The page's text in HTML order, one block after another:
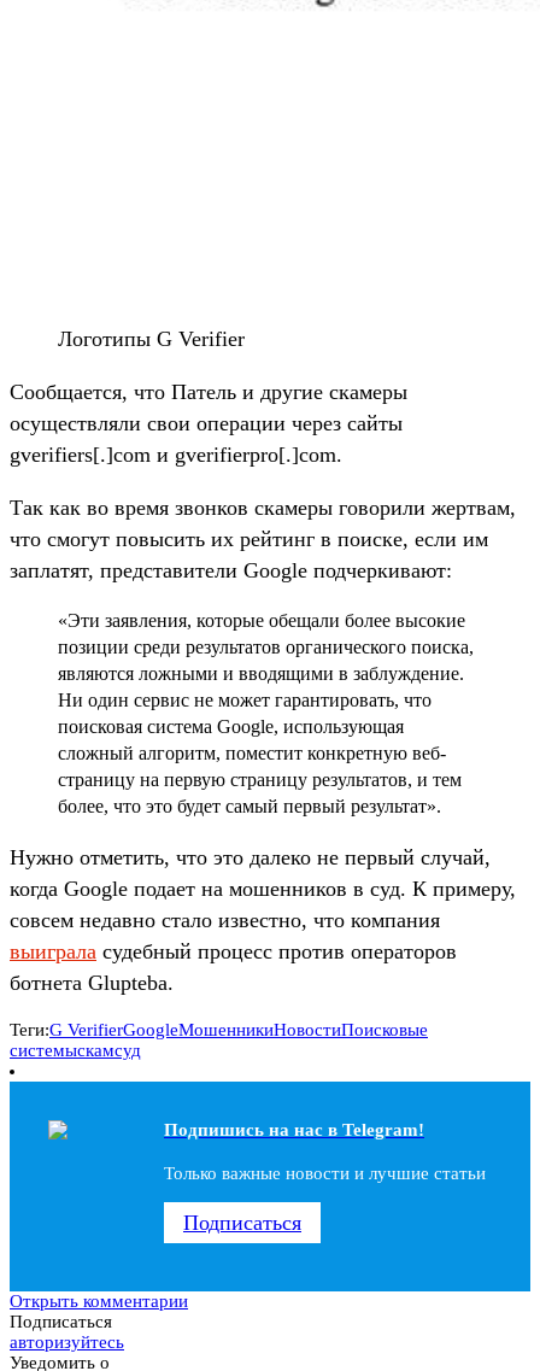
Логотипы G Verifier
Сообщается, что Патель и другие скамеры
осуществляли свои операции через сайты
gverifiers[.]com и gverifierpro[.]com.
Так как во время звонков скамеры говорили жертвам,
что смогут повысить их рейтинг в поиске, если им
заплатят, представители Google подчеркивают:
«Эти заявления, которые обещали более высокие
позиции среди результатов органического поиска,
являются ложными и вводящими в заблуждение.
Ни один сервис не может гарантировать, что
поисковая система Google, использующая
сложный алгоритм, поместит конкретную веб-
страницу на первую страницу результатов, и тем
более, что это будет самый первый результат».
Нужно отметить, что это далеко не первый случай,
когда Google подает на мошенников в суд. К примеру,
совсем недавно стало известно, что компания
выиграла судебный процесс против операторов
ботнета Glupteba.
Теги:G VerifierGoogleМошенникиНовостиПоисковые
системыскамсуд
Подпишись на наc в Telegram!
Только важные новости и лучшие статьи
Подписаться
Открыть комментарии
Подписаться
авторизуйтесь
Уведомить о